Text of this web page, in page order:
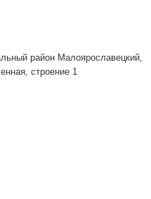
район Малоярославецкий,
строение 1